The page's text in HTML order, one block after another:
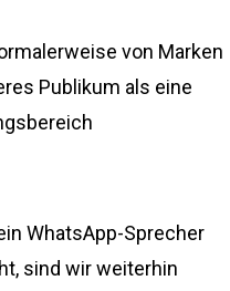
von Marken
Publikum als eine
WhatsApp-Sprecher
sind wir weiterhin